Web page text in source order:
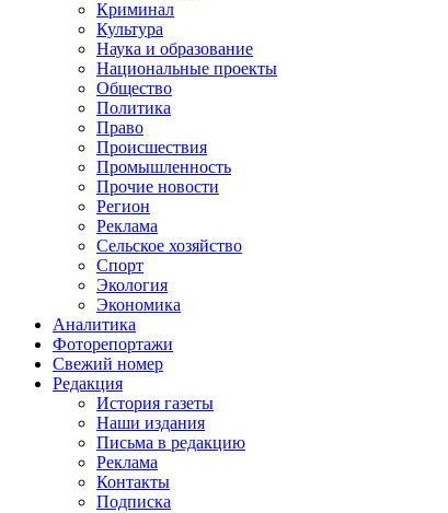
Криминал
Культура
Наука и образование
Национальные проекты
Общество
Политика
Право
Происшествия
Промышленность
Прочие новости
Регион
Реклама
Сельское хозяйство
Спорт
Экология
Экономика
Аналитика
Фоторепортажи
Свежий номер
Редакция
История газеты
Наши издания
Письма в редакцию
Реклама
Контакты
Подписка